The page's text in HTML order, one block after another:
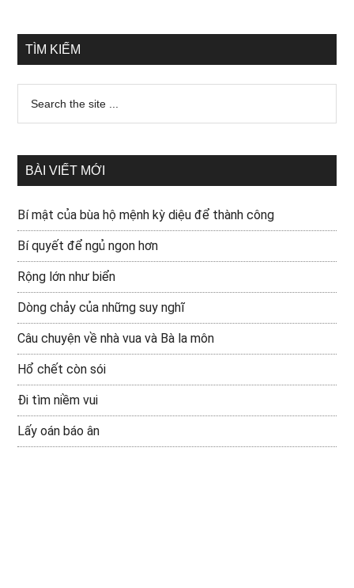
TÌM KIẾM
BÀI VIẾT MỚI
Bí mật của bùa hộ mệnh kỳ diệu để thành công
Bí quyết để ngủ ngon hơn
Rộng lớn như biển
Dòng chảy của những suy nghĩ
Câu chuyện về nhà vua và Bà la môn
Hổ chết còn sói
Đi tìm niềm vui
Lấy oán báo ân